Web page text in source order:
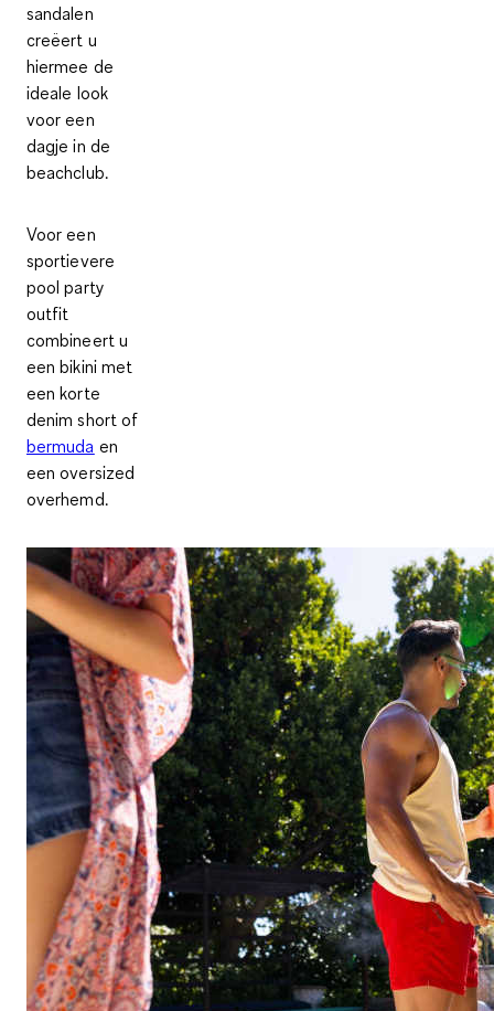
sandalen
creëert u
hiermee de
ideale look
voor een
dagje in de
beachclub.
Voor een
sportievere
pool party
outfit
combineert u
een bikini met
een korte
denim short of
bermuda en
een oversized
overhemd.